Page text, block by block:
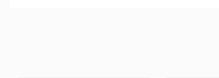
Estimula el uso